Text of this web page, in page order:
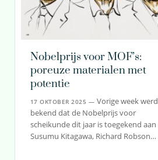
Nobelprijs voor MOF’s:
poreuze materialen met
potentie
17 OKTOBER 2025 — Vorige week werd
bekend dat de Nobelprijs voor
scheikunde dit jaar is toegekend aan
Susumu Kitagawa, Richard Robson…